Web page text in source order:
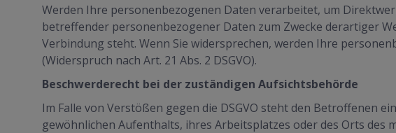
Werden Ihre personenbezogenen Daten verarbeitet, um
betreffender personenbezogener Daten zum Zwecke derartiger
Verbindung steht. Wenn Sie widersprechen, werden Ihre
(Widerspruch nach Art. 21 Abs. 2 DSGVO).
Beschwerderecht bei der zuständigen Aufsichtsbehörde
Im Falle von Verstößen gegen die DSGVO steht den Betroffenen
gewöhnlichen Aufenthalts, ihres Arbeitsplatzes oder des Orts